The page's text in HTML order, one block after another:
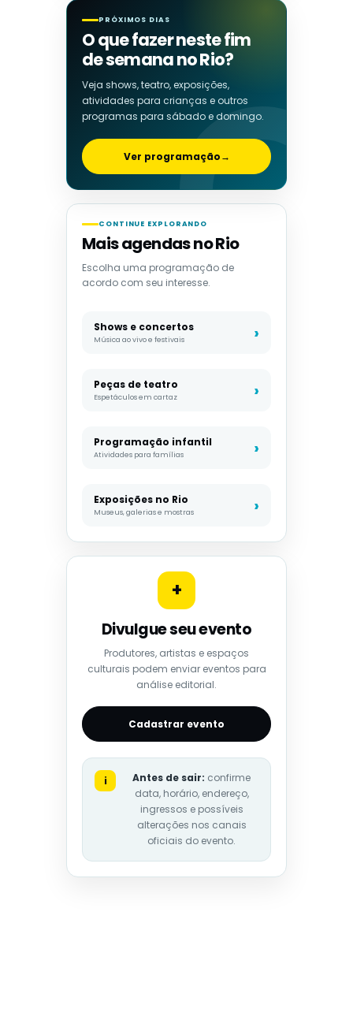
PRÓXIMOS DIAS
O que fazer neste fim
de semana no Rio?
Veja shows, teatro, exposições,
atividades para crianças e outros
programas para sábado e domingo.
Ver programação→
CONTINUE EXPLORANDO
Mais agendas no Rio
Escolha uma programação de
acordo com seu interesse.
Shows e concertos
Música ao vivo e festivais
Peças de teatro
Espetáculos em cartaz
Programação infantil
Atividades para famílias
Exposições no Rio
Museus, galerias e mostras
+
Divulgue seu evento
Produtores, artistas e espaços
culturais podem enviar eventos para
análise editorial.
Cadastrar evento
i Antes de sair: confirme
data, horário, endereço,
ingressos e possíveis
alterações nos canais
oficiais do evento.